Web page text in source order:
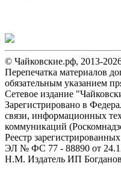
© Чайковские.рф, 2013-
Перепечатка материалов
обязательным указанием
Сетевое издание
Зарегистрировано в
связи, информационных
коммуникаций
Реестр
ЭЛ № ФС 77 - 88890 от
Н.М. Издатель ИП